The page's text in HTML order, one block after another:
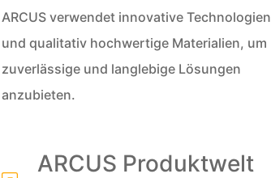
ARCUS verwendet innovative Technologien
und qualitativ hochwertige Materialien, um
zuverlässige und langlebige Lösungen
anzubieten.
ARCUS Produktwelt